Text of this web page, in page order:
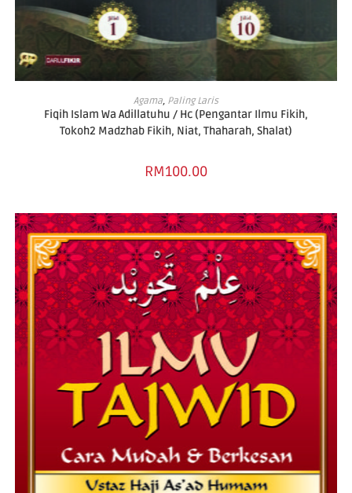
SELECT OPTIONS
Agama, Paling Laris
Fiqih Islam Wa Adillatuhu / Hc (Pengantar Ilmu Fikih,
Tokoh2 Madzhab Fikih, Niat, Thaharah, Shalat)
RM100.00